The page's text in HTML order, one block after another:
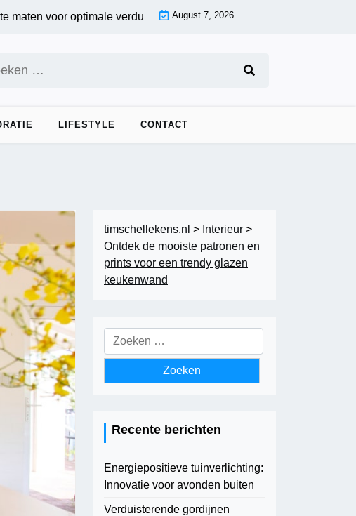
voor optimale verduistering |Fotobehang voor de woonkamer:
August 7, 2026
LIFESTYLE CONTACT
timschellekens.nl > Interieur >
Ontdek de mooiste patronen en
prints voor een trendy glazen
keukenwand
Zoeken
naar:
Recente berichten
Energiepositieve tuinverlichting:
Innovatie voor avonden buiten
Verduisterende gordijnen